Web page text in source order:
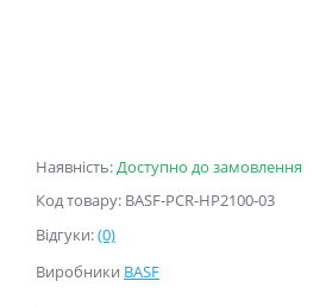
Наявність:Доступно до замовлення
Код товару: BASF-PCR-HP2100-03
Відгуки:(0)
Виробники BASF